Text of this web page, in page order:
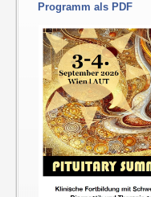
Programm als PDF